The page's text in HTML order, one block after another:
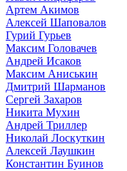
Артем Акимов
Алексей Шаповалов
Гурий Гурьев
Максим Головачев
Андрей Исаков
Максим Аниськин
Дмитрий Шарманов
Сергей Захаров
Никита Мухин
Андрей Триллер
Николай Лоскуткин
Алексей Лаушкин
Константин Буинов